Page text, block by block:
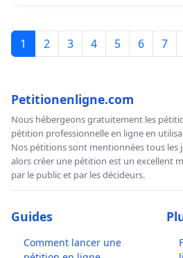
1 2 3 4 5 6 7
Petitionenligne.com
Nous hébergeons gratuitement les
pétition professionnelle en ligne en
Nos pétitions sont mentionnées tous les
alors créer une pétition est un excellent
par le public et par les décideurs.
Guides
Comment lancer une